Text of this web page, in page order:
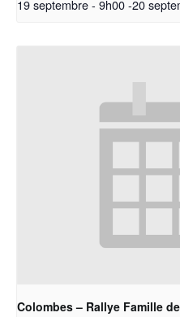
19 septembre - 9h00-20
Colombes – Rallye Famille